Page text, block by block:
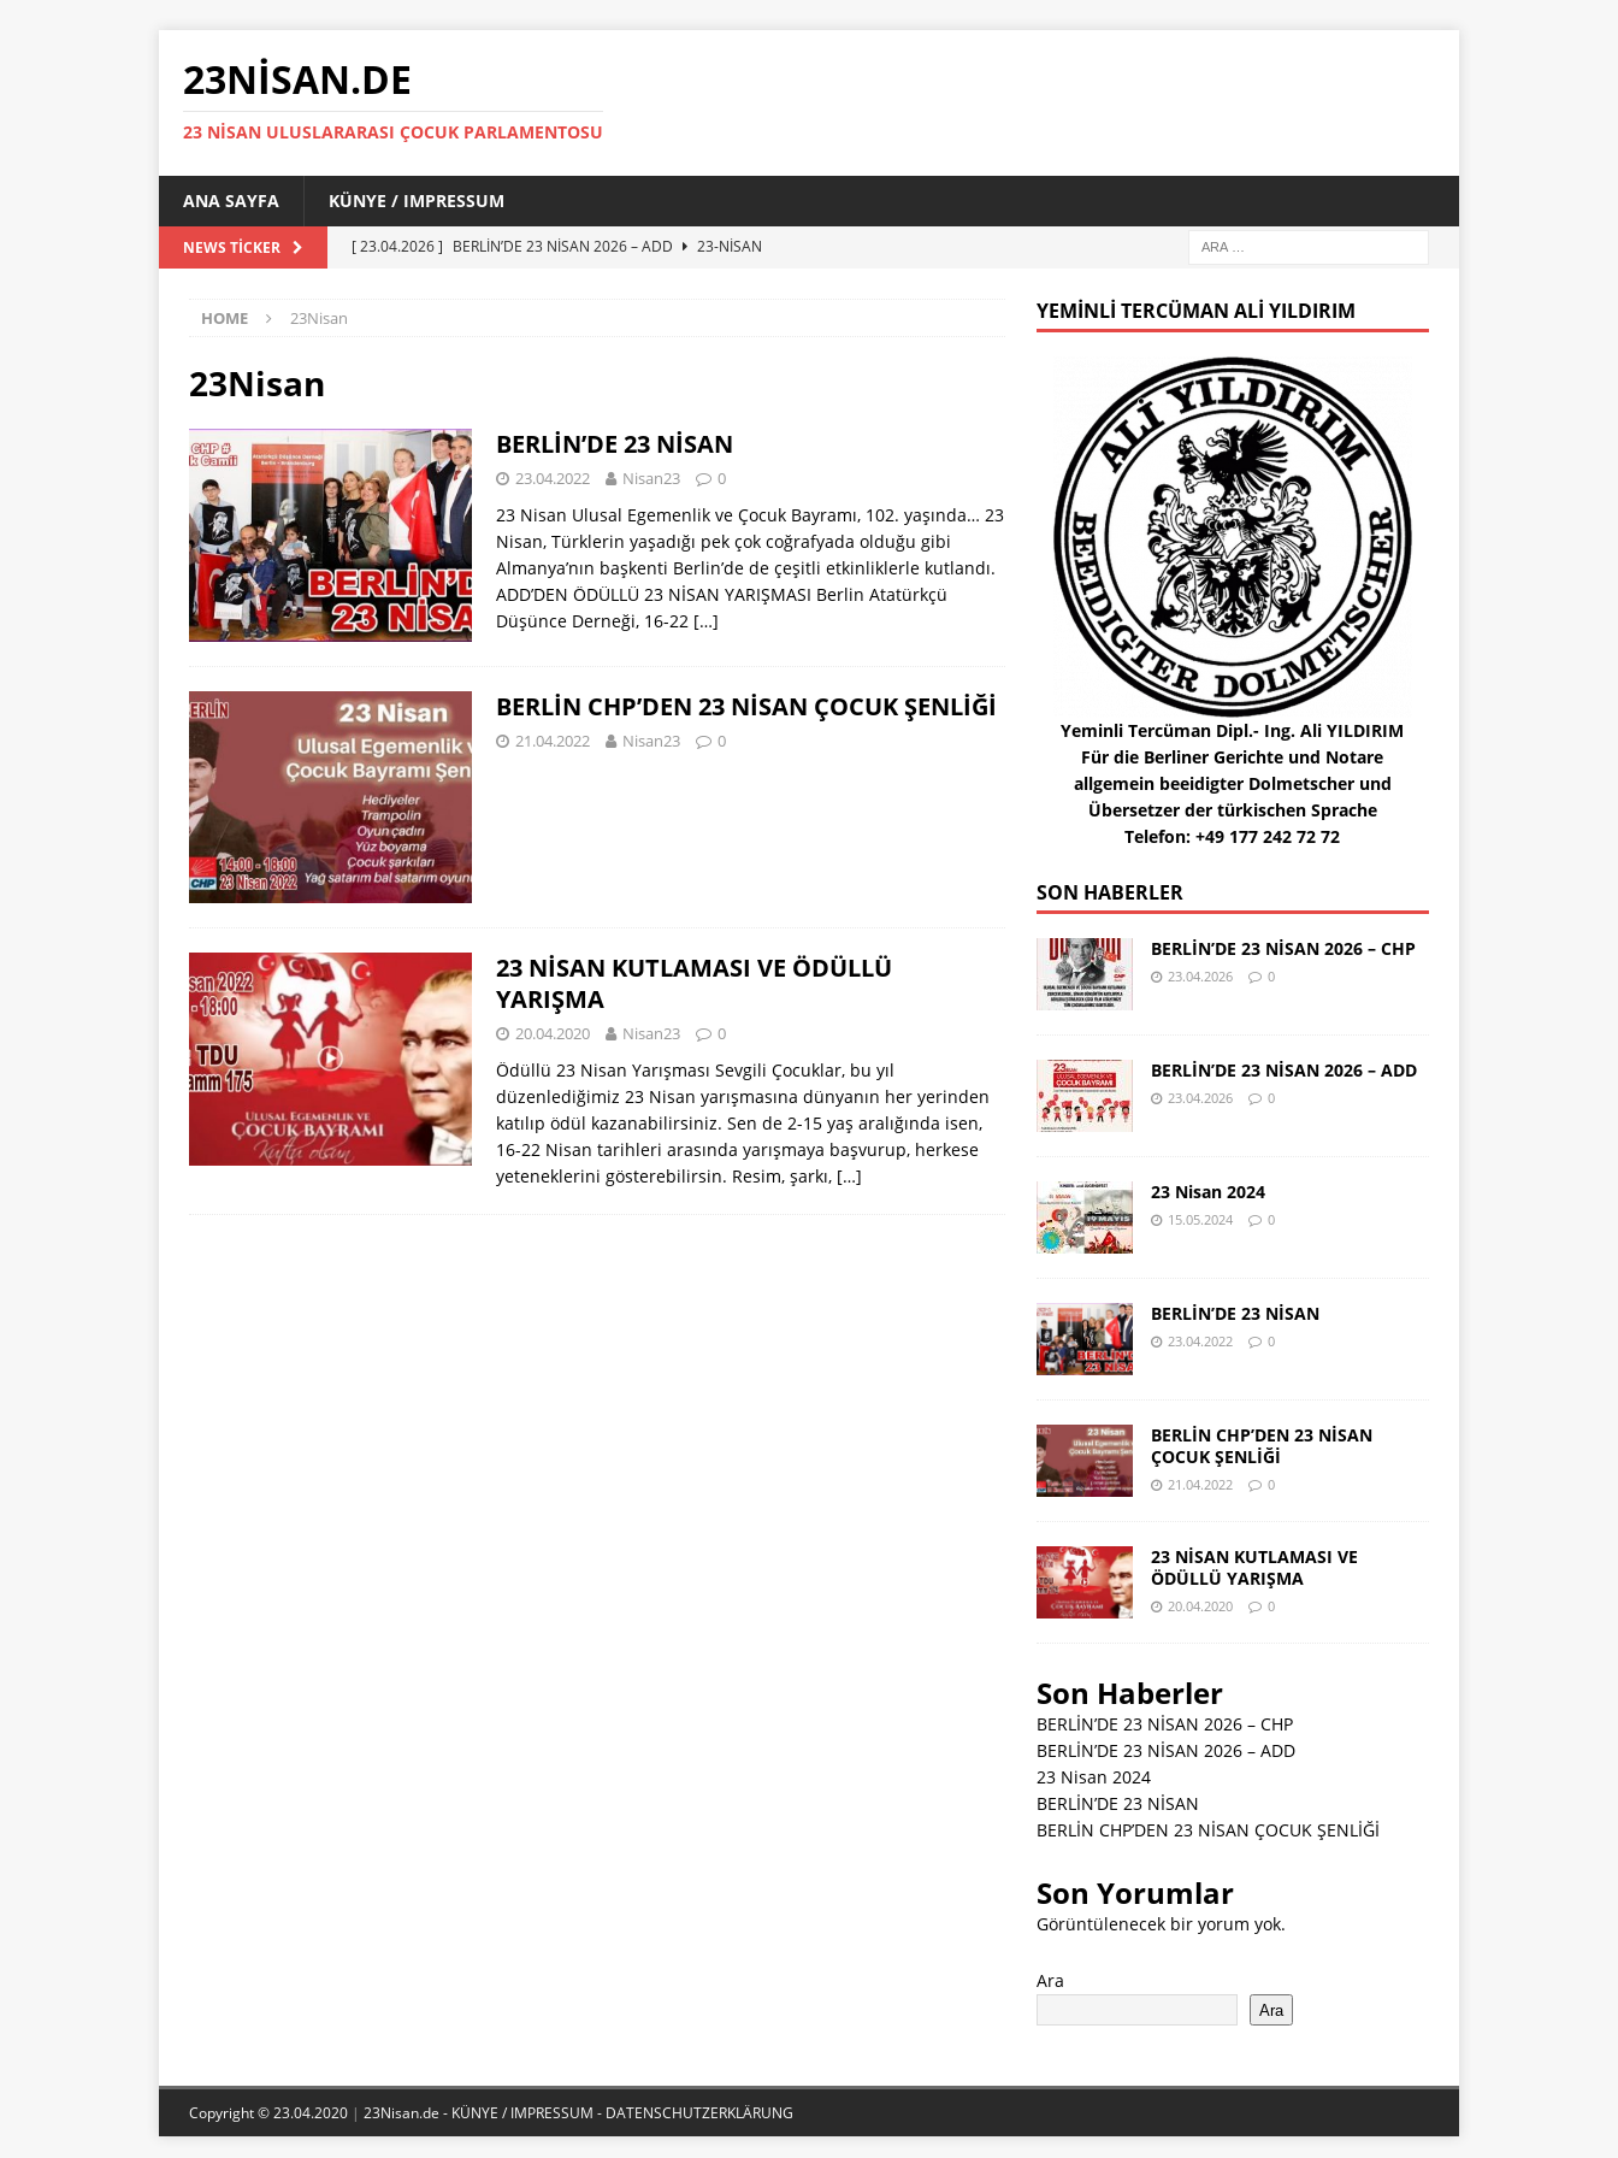
23NISAN.DE
23 NİSAN ULUSLARARASI ÇOCUK PARLAMENTOSU
ANA SAYFA KÜNYE / IMPRESSUM
NEWS TICKER [ 23.04.2026 ] BERLİN’DE 23 NİSAN 2026 – ADD
23-NISAN
HOME 23Nisan
23Nisan
BERLİN’DE 23 NİSAN
23.04.2022 Nisan23 0
23 Nisan Ulusal Egemenlik ve Çocuk Bayramı, 102. yaşında… 23
Nisan, Türklerin yaşadığı pek çok coğrafyada olduğu gibi
Almanya’nın başkenti Berlin’de de çeşitli etkinliklerle kutlandı.
ADD’DEN ÖDÜLLÜ 23 NİSAN YARIŞMASI Berlin Atatürkçü
Düşünce Derneği, 16-22 […]
BERLİN CHP’DEN 23 NİSAN ÇOCUK ŞENLİĞİ
21.04.2022 Nisan23 0
23 NİSAN KUTLAMASI VE ÖDÜLLÜ
YARIŞMA
20.04.2020 Nisan23 0
Ödüllü 23 Nisan Yarışması Sevgili Çocuklar, bu yıl
düzenlediğimiz 23 Nisan yarışmasına dünyanın her yerinden
katılıp ödül kazanabilirsiniz. Sen de 2-15 yaş aralığında isen,
16-22 Nisan tarihleri arasında yarışmaya başvurup, herkese
yeteneklerini gösterebilirsin. Resim, şarkı, […]
YEMINLI TERCÜMAN ALI YILDIRIM
Yeminli Tercüman Dipl.- Ing. Ali YILDIRIM
Für die Berliner Gerichte und Notare
allgemein beeidigter Dolmetscher und
Übersetzer der türkischen Sprache
Telefon: +49 177 242 72 72
SON HABERLER
BERLİN’DE 23 NİSAN 2026 – CHP
23.04.2026 0
BERLİN’DE 23 NİSAN 2026 – ADD
23.04.2026 0
23 Nisan 2024
15.05.2024 0
BERLİN’DE 23 NİSAN
23.04.2022 0
BERLİN CHP’DEN 23 NİSAN
ÇOCUK ŞENLİĞİ
21.04.2022 0
23 NİSAN KUTLAMASI VE
ÖDÜLLÜ YARIŞMA
20.04.2020 0
Son Haberler
BERLİN’DE 23 NİSAN 2026 – CHP
BERLİN’DE 23 NİSAN 2026 – ADD
23 Nisan 2024
BERLİN’DE 23 NİSAN
BERLİN CHP’DEN 23 NİSAN ÇOCUK ŞENLİĞİ
Son Yorumlar
Görüntülenecek bir yorum yok.
Ara
Ara
Copyright © 23.04.2020 | 23Nisan.de - KÜNYE / IMPRESSUM - DATENSCHUTZERKLÄRUNG